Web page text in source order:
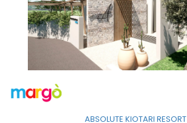
ABSOLUTE KIOTARI RESORT